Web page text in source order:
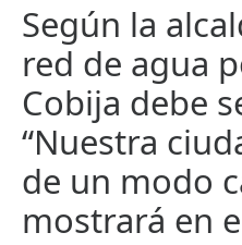
Según la
red de agua
Cobija debe
“Nuestra
de un modo
mostrará en